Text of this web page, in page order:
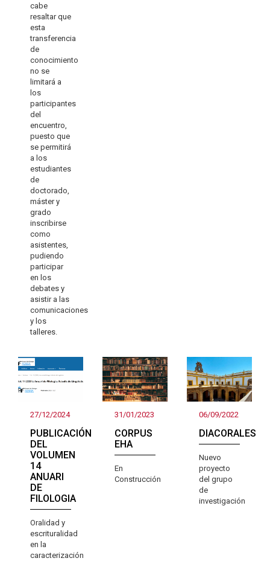
cabe
resaltar que
esta
transferencia
de
conocimiento
no se
limitará a
los
participantes
del
encuentro,
puesto que
se permitirá
a los
estudiantes
de
doctorado,
máster y
grado
inscribirse
como
asistentes,
pudiendo
participar
en los
debates y
asistir a las
comunicaciones
y los
talleres.
27/12/2024
PUBLICACIÓN
DEL
VOLUMEN
14
ANUARI
DE
FILOLOGIA
Oralidad y
escrituralidad
en la
caracterización
31/01/2023
CORPUS
EHA
En
Construcción
06/09/2022
DIACORALES
Nuevo
proyecto
del grupo
de
investigación